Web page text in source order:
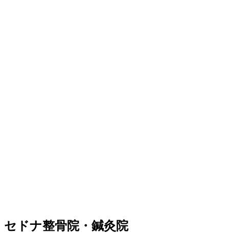
セドナ整骨院・鍼灸院